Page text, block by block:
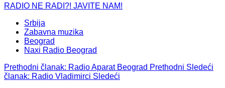
RADIO NE RADI?! JAVITE NAM!
Srbija
Zabavna muzika
Beograd
Naxi Radio Beograd
Prethodni članak: Radio Aparat Beograd Prethodni Sledeći
članak: Radio Vladimirci Sledeći